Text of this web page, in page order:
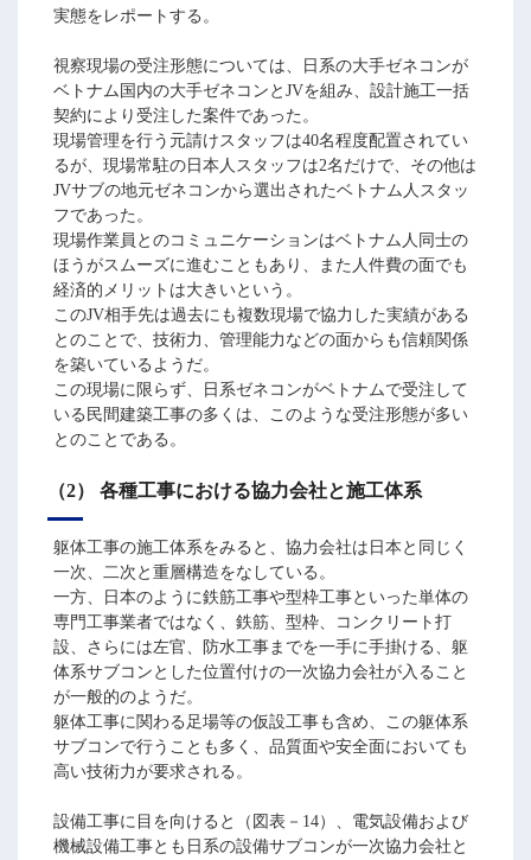
実態をレポートする。
視察現場の受注形態については、日系の大手ゼネコンが
ベトナム国内の大手ゼネコンとJVを組み、設計施工一括
契約により受注した案件であった。
現場管理を行う元請けスタッフは40名程度配置されてい
るが、現場常駐の日本人スタッフは2名だけで、その他は
JVサブの地元ゼネコンから選出されたベトナム人スタッ
フであった。
現場作業員とのコミュニケーションはベトナム人同士の
ほうがスムーズに進むこともあり、また人件費の面でも
経済的メリットは大きいという。
このJV相手先は過去にも複数現場で協力した実績がある
とのことで、技術力、管理能力などの面からも信頼関係
を築いているようだ。
この現場に限らず、日系ゼネコンがベトナムで受注して
いる民間建築工事の多くは、このような受注形態が多い
とのことである。
（2） 各種工事における協力会社と施工体系
躯体工事の施工体系をみると、協力会社は日本と同じく
一次、二次と重層構造をなしている。
一方、日本のように鉄筋工事や型枠工事といった単体の
専門工事業者ではなく、鉄筋、型枠、コンクリート打
設、さらには左官、防水工事までを一手に手掛ける、躯
体系サブコンとした位置付けの一次協力会社が入ること
が一般的のようだ。
躯体工事に関わる足場等の仮設工事も含め、この躯体系
サブコンで行うことも多く、品質面や安全面においても
高い技術力が要求される。
設備工事に目を向けると（図表－14）、電気設備および
機械設備工事とも日系の設備サブコンが一次協力会社と